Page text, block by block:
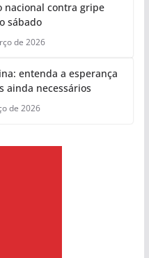
nacional contra gripe
sábado
de 2026
entenda a esperança
ainda necessários
de 2026